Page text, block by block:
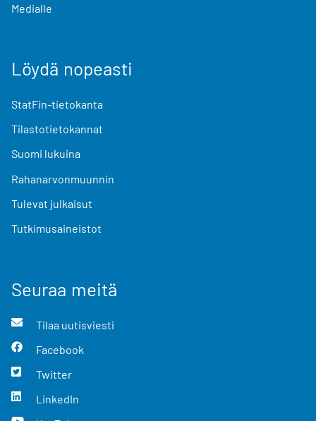
Medialle
Löydä nopeasti
StatFin-tietokanta
Tilastotietokannat
Suomi lukuina
Rahanarvonmuunnin
Tulevat julkaisut
Tutkimusaineistot
Seuraa meitä
Tilaa uutisviesti
Facebook
Twitter
LinkedIn